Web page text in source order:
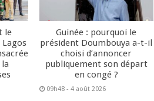
le
Lagos
Guinée : pourquoi le
président Doumbouya a-t-il
choisi d’annoncer
publiquement son départ
en congé ?
09h48 - 4 août 2026